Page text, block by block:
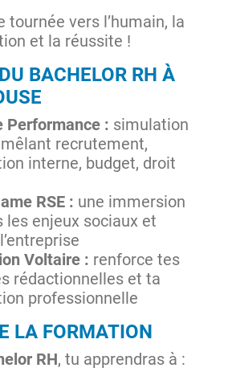
tournée vers l’humain, la
et la réussite !
BACHELOR RH À
Performance : simulation
mêlant recrutement,
interne, budget, droit
RSE : une immersion
les enjeux sociaux et
Voltaire : renforce tes
rédactionnelles et ta
professionnelle
LA FORMATION
RH, tu apprendras à :